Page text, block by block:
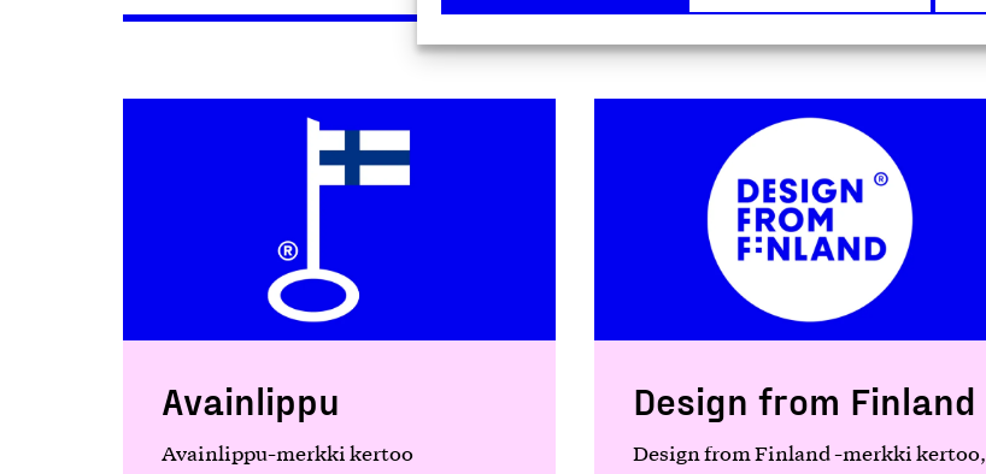
Avainlippu
Avainlippu-merkki kertoo
Design from Finland
Design from Finland -merkki kertoo,